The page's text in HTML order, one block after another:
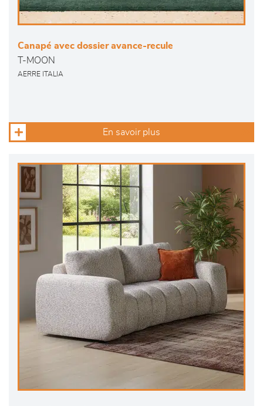
Canapé avec dossier avance-recule
T-MOON
AERRE ITALIA
En savoir plus